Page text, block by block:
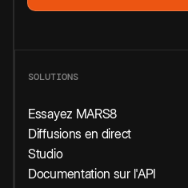
SOLUTIONS
Essayez MARS8
Diffusions en direct
Studio
Documentation sur l'API